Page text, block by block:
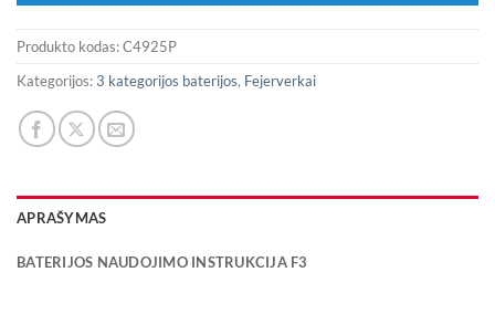
Produkto kodas:C4925P
Kategorijos:3 kategorijos baterijos, Fejerverkai
APRAŠYMAS
BATERIJOS NAUDOJIMO INSTRUKCIJA F3